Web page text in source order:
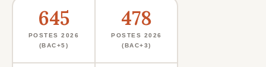
645
POSTES 2026
(BAC+5)
478
POSTES 2026
(BAC+3)